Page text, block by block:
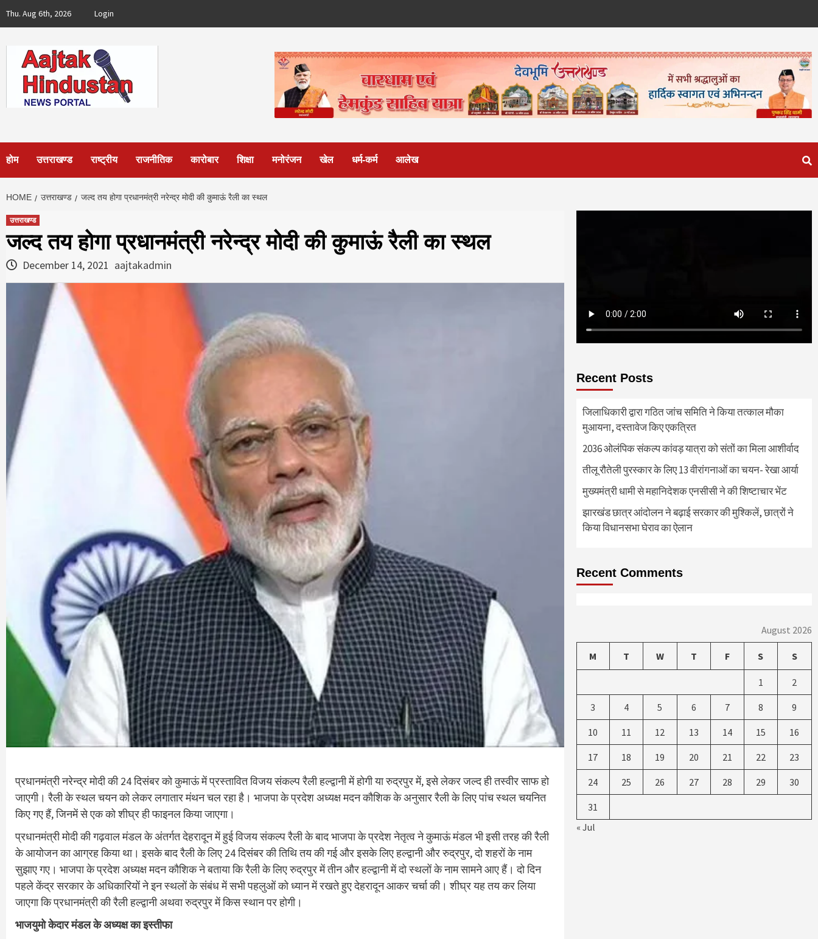
Thu. Aug 6th, 2026 Login
होम उत्तराखण्ड राष्ट्रीय राजनीतिक कारोबार शिक्षा मनोरंजन खेल धर्म-कर्म आलेख
HOME उत्तराखण्ड जल्द तय होगा प्रधानमंत्री नरेन्‍द्र मोदी की कुमाऊं रैली का स्थल
उत्तराखण्ड
जल्द तय होगा प्रधानमंत्री नरेन्‍द्र मोदी की कुमाऊं रैली का स्थल
December 14, 2021 aajtakadmin
प्रधानमंत्री नरेन्द्र मोदी की 24 दिसंबर को कुमाऊं में प्रस्तावित विजय संकल्प रैली हल्द्वानी में होगी या रुद्रपुर में, इसे लेकर जल्द ही तस्वीर साफ हो
जाएगी। रैली के स्थल चयन को लेकर लगातार मंथन चल रहा है। भाजपा के प्रदेश अध्यक्ष मदन कौशिक के अनुसार रैली के लिए पांच स्थल चयनित
किए गए हैं, जिनमें से एक को शीघ्र ही फाइनल किया जाएगा।
प्रधानमंत्री मोदी की गढ़वाल मंडल के अंतर्गत देहरादून में हुई विजय संकल्प रैली के बाद भाजपा के प्रदेश नेतृत्व ने कुमाऊं मंडल भी इसी तरह की रैली
के आयोजन का आग्रह किया था। इसके बाद रैली के लिए 24 दिसंबर की तिथि तय की गई और इसके लिए हल्द्वानी और रुद्रपुर, दो शहरों के नाम
सुझाए गए। भाजपा के प्रदेश अध्यक्ष मदन कौशिक ने बताया कि रैली के लिए रुद्रपुर में तीन और हल्द्वानी में दो स्थलों के नाम सामने आए हैं। दो दिन
पहले केंद्र सरकार के अधिकारियों ने इन स्थलों के संबंध में सभी पहलुओं को ध्यान में रखते हुए देहरादून आकर चर्चा की। शीघ्र यह तय कर लिया
जाएगा कि प्रधानमंत्री की रैली हल्द्वानी अथवा रुद्रपुर में किस स्थान पर होगी।
भाजयुमो केदार मंडल के अध्यक्ष का इस्तीफा
Recent Posts
जिलाधिकारी द्वारा गठित जांच समिति ने किया तत्काल मौका
मुआयना, दस्तावेज किए एकत्रित
2036 ओलंपिक संकल्प कांवड़ यात्रा को संतों का मिला आशीर्वाद
तीलू रौतेली पुरस्कार के लिए 13 वीरांगनाओं का चयन- रेखा आर्या
मुख्यमंत्री धामी से महानिदेशक एनसीसी ने की शिष्टाचार भेंट
झारखंड छात्र आंदोलन ने बढ़ाई सरकार की मुश्किलें, छात्रों ने
किया विधानसभा घेराव का ऐलान
Recent Comments
August 2026
M T W T F S S
1 2
3 4 5 6 7 8 9
10 11 12 13 14 15 16
17 18 19 20 21 22 23
24 25 26 27 28 29 30
31
« Jul